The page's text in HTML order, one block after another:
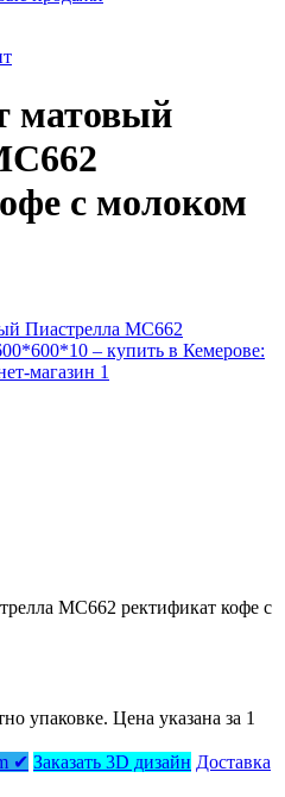
матовый
с молоком
МС662 ректификат кофе с
упаковке. Цена указана за 1
✔ Заказать 3D дизайн Доставка